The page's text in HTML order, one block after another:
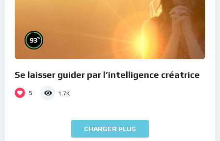
93%
Se laisser guider par l’intelligence créatrice
5 1.7K
CHARGER PLUS